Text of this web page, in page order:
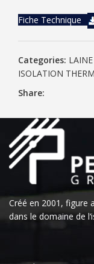
Fiche Technique
Categories:
ISOLATION
Share:
Créé en 2001, figure
dans le domaine de